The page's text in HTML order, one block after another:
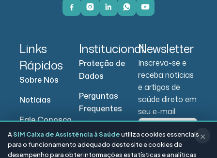
Links
Rápidos
Sobre Nós
Notícias
Fale Conosco
Portal do
Beneficiário
Institucional
Proteção de
Dados
Perguntas
Frequentes
Newsletter
Inscreva-se e
receba notícias
e artigos de
saúde direto em
seu e-mail.
Enviar
ASIM Caixa de Assistência à Saúdeutiliza cookies essenciais
para o funcionamento adequado deste site e cookies de
desempenho para obter informações estatísticas e analíticas
✕